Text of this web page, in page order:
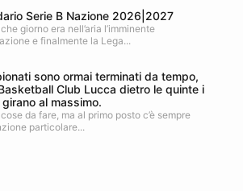
Serie B Nazione 2026|2027
giorno era nell’aria l’imminente
e finalmente la Lega...
sono ormai terminati da tempo,
Club Lucca dietro le quinte i
al massimo.
da fare, ma al primo posto c’è sempre
particolare...